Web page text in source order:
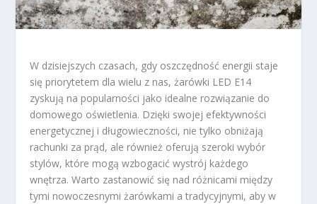
W dzisiejszych czasach, gdy oszczędność energii staje
się priorytetem dla wielu z nas, żarówki LED E14
zyskują na popularności jako idealne rozwiązanie do
domowego oświetlenia. Dzięki swojej efektywności
energetycznej i długowieczności, nie tylko obniżają
rachunki za prąd, ale również oferują szeroki wybór
stylów, które mogą wzbogacić wystrój każdego
wnętrza. Warto zastanowić się nad różnicami między
tymi nowoczesnymi żarówkami a tradycyjnymi, aby w